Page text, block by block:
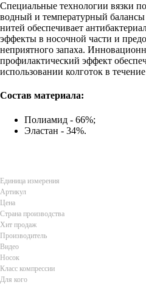
Специальные технологии вязки
водный и температурный
нитей обеспечивает
эффекты в носочной части и
неприятного запаха.
профилактический эффект
использовании колготок в
Состав материала:
Полиамид - 66%;
Эластан - 34%.
Единица измерения
Артикул
Цена
Страна производства
Хит продаж
Производитель
Видео
Носок
Класс компрессии
Для кого